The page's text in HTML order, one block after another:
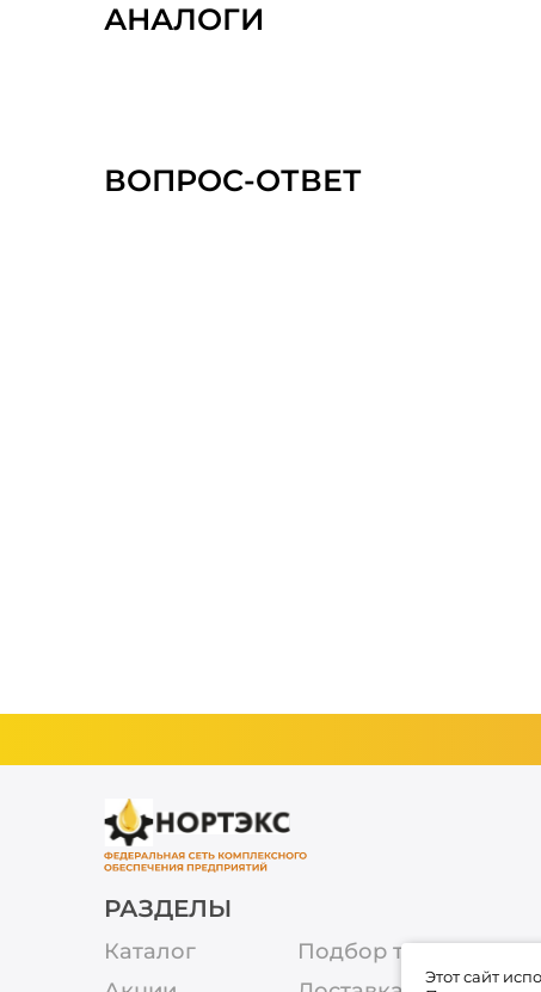
АНАЛОГИ
ВОПРОС-ОТВЕТ
РАЗДЕЛЫ
Каталог
Подбор товара
Этот сайт